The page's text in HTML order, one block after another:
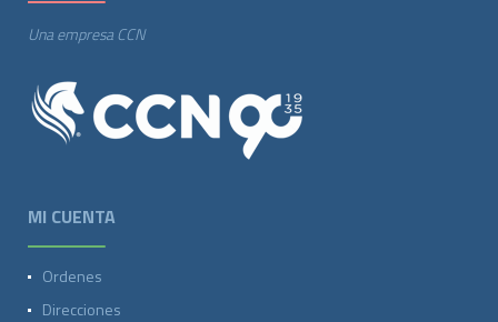
Una empresa CCN
MI CUENTA
Ordenes
Direcciones